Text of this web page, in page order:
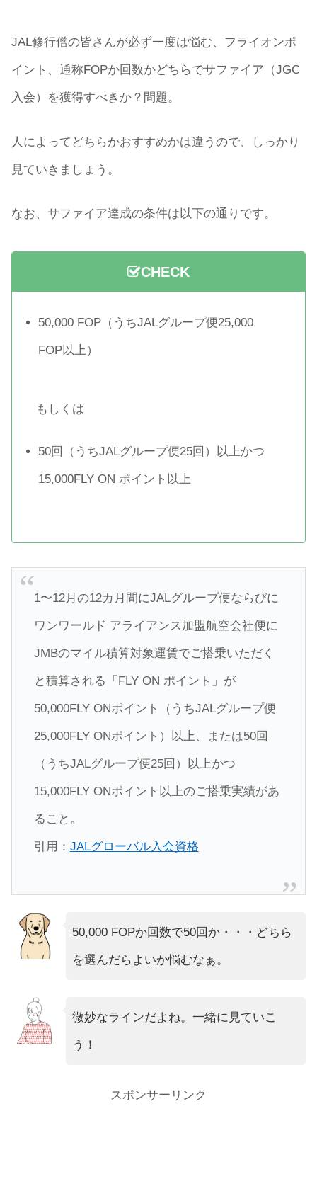
JAL修行僧の皆さんが必ず一度は悩む、フライオンポ
イント、通称FOPか回数かどちらでサファイア（JGC
入会）を獲得すべきか？問題。
人によってどちらかおすすめかは違うので、しっかり
見ていきましょう。
なお、サファイア達成の条件は以下の通りです。
CHECK
50,000 FOP（うちJALグループ便25,000
FOP以上）
もしくは
50回（うちJALグループ便25回）以上かつ
15,000FLY ON ポイント以上
1〜12月の12カ月間にJALグループ便ならびに
ワンワールド アライアンス加盟航空会社便に
JMBのマイル積算対象運賃でご搭乗いただく
と積算される「FLY ON ポイント」が
50,000FLY ONポイント（うちJALグループ便
25,000FLY ONポイント）以上、または50回
（うちJALグループ便25回）以上かつ
15,000FLY ONポイント以上のご搭乗実績があ
ること。
引用： JALグローバル入会資格
50,000 FOPか回数で50回か・・・どちら
を選んだらよいか悩むなぁ。
微妙なラインだよね。一緒に見ていこ
う！
スポンサーリンク